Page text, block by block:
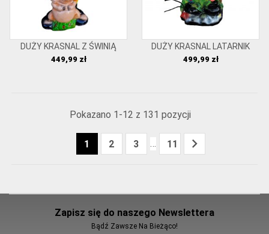
DUŻY KRASNAL Z ŚWINIĄ
Cena
449,99 zł
DUŻY KRASNAL LATARNIK
Cena
499,99 zł
Pokazano 1-12 z 131 pozycji
1 2 3 … 11 
Zapisz się do naszego Newslettera
Bądź Zawsze Na Bieżąco!